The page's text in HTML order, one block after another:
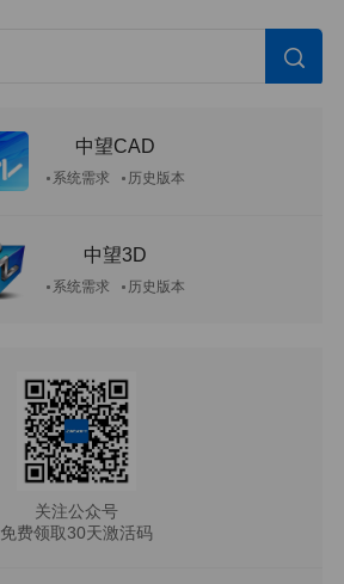
中望CAD
系统需求 历史版本
中望3D
系统需求 历史版本
关注公众号
免费领取30天激活码